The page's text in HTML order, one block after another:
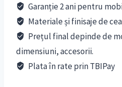
Garanție 2 ani pentru
Materiale și finisaje de
Prețul final depinde de
dimensiuni, accesorii.
Plata în rate prin TBIPay